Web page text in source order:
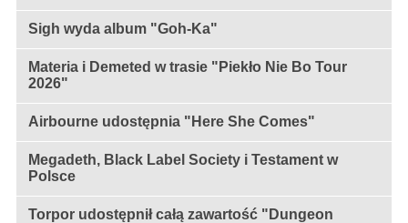
Sigh wyda album "Goh-Ka"
Materia i Demeted w trasie "Piekło Nie Bo Tour
2026"
Airbourne udostępnia "Here She Comes"
Megadeth, Black Label Society i Testament w
Polsce
Torpor udostępnił całą zawartość "Dungeon